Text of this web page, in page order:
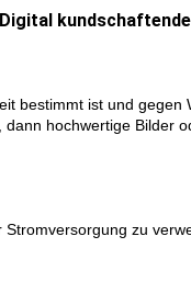
bestimmt ist und
hochwertige Bilder
zu